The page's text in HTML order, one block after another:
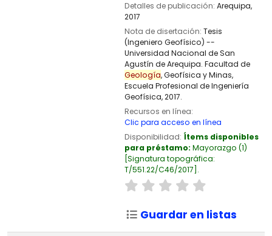
Detalles de publicación: Arequipa,
2017
Nota de disertación: Tesis
(Ingeniero Geofísico) --
Universidad Nacional de San
Agustín de Arequipa. Facultad de
Geología, Geofísica y Minas,
Escuela Profesional de Ingeniería
Geofísica, 2017.
Recursos en línea:
Clic para acceso en línea
Disponibilidad: Ítems disponibles
para préstamo: Mayorazgo (1)
Signatura topográfica:
T/551.22/C46/2017 .
Guardar en listas